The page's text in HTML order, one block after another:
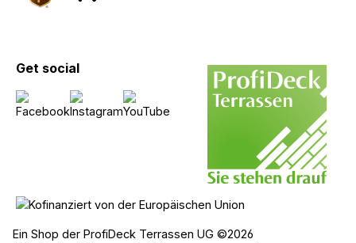
Get social
Ein Shop der ProfiDeck Terrassen UG ©2026